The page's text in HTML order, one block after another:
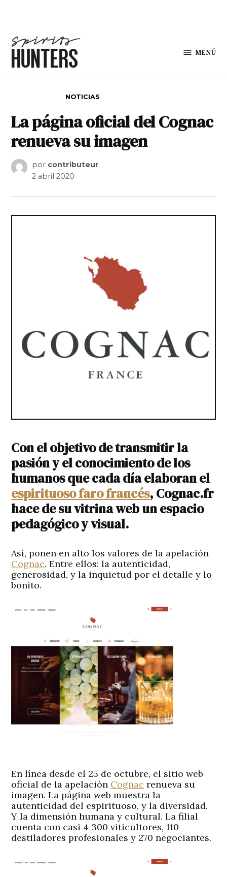
MENÚ
NOTICIAS
La página oficial del Cognac
renueva su imagen
por contributeur
2 abril 2020
Con el objetivo de transmitir la
pasión y el conocimiento de los
humanos que cada día elaboran el
espirituoso faro francés, Cognac.fr
hace de su vitrina web un espacio
pedagógico y visual.
Así, ponen en alto los valores de la apelación
Cognac. Entre ellos: la autenticidad,
generosidad, y la inquietud por el detalle y lo
bonito.
En línea desde el 25 de octubre, el sitio web
oficial de la apelación Cognac renueva su
imagen. La página web muestra la
autenticidad del espirituoso, y la diversidad.
Y la dimensión humana y cultural. La filial
cuenta con casi 4 300 viticultores, 110
destiladores profesionales y 270 negociantes.